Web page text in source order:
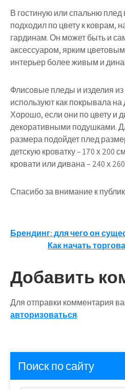
В гостиную или спальню
подходил по цвету к коврам,
гардинам. Он может быть и
аксессуаром, ярким
интерьер более живым и
Флисовые пледы и изделия
используют как покрывала на
Хорошо, если они по цвету и
декоративными подушками.
размера подойдет плед
детскую кроватку – 170 х 200
кровати или дивана – 240 х
Спасибо за внимание к
Навигация
записям
Брендинг: для чего он
Как начать
Добавить
Для отправки комментария
авторизоваться.
Поиск по сайту